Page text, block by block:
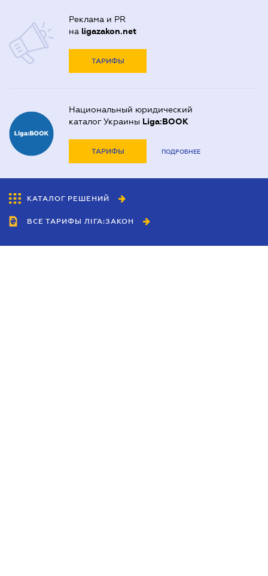
Реклама и PR
на ligazakon.net
ТАРИФЫ
Национальный юридический
каталог Украины Liga:BOOK
ТАРИФЫ ПОДРОБНЕЕ
КАТАЛОГ РЕШЕНИЙ
ВСЕ ТАРИФЫ ЛІГА:ЗАКОН